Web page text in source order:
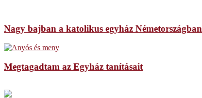
Nagy bajban a katolikus egyház Németországban
Megtagadtam az Egyház tanításait